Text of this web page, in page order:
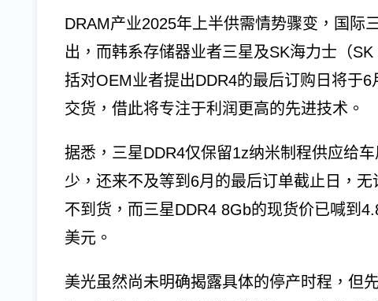
DRAM产业2025年上半供需情势骤变，国际
出，而韩系存储器业者三星及SK海力士（
括对OEM业者提出DDR4的最后订购日将于
交货，借此将专注于利润更高的先进技术。
据悉，三星DDR4仅保留1z纳米制程供应给
少，还来不及等到6月的最后订单截止日，
不到货，而三星DDR4 8Gb的现货价已喊到
美元。
美光虽然尚未明确揭露具体的停产时程，但